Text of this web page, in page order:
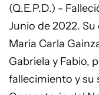
(Q.E.P.D.) -
Junio de 2022.
Maria Carla
Gabriela y Fabio,
fallecimiento y su